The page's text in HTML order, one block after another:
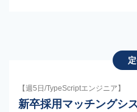
【週5日/TypeScriptエンジニア】
新卒採用マッチングシ